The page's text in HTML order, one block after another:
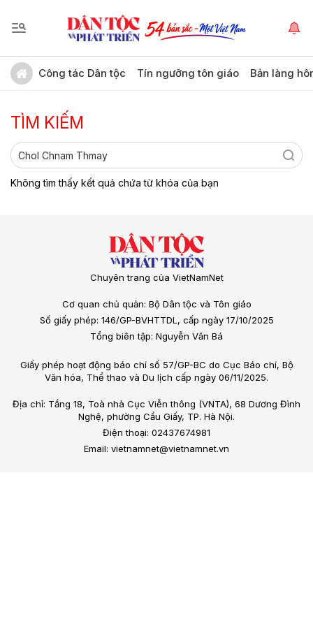
Công tác Dân tộc Tín ngưỡng tôn giáo Bản làng
TÌM KIẾM
Không tìm thấy kết quả chứa từ khóa của bạn
Chuyên trang của VietNamNet
Cơ quan chủ quản: Bộ Dân tộc và Tôn giáo
Số giấy phép: 146/GP-BVHTTDL, cấp ngày 17/10/2025
Tổng biên tập: Nguyễn Văn Bá
Giấy phép hoạt động báo chí số 57/GP-BC do Cục Báo chí, Bộ
Văn hóa, Thể thao và Du lịch cấp ngày 06/11/2025.
Địa chỉ: Tầng 18, Toà nhà Cục Viễn thông (VNTA), 68 Dương Đình
Nghệ, phường Cầu Giấy, TP. Hà Nội.
Điện thoại: 02437674981
Email: vietnamnet@vietnamnet.vn